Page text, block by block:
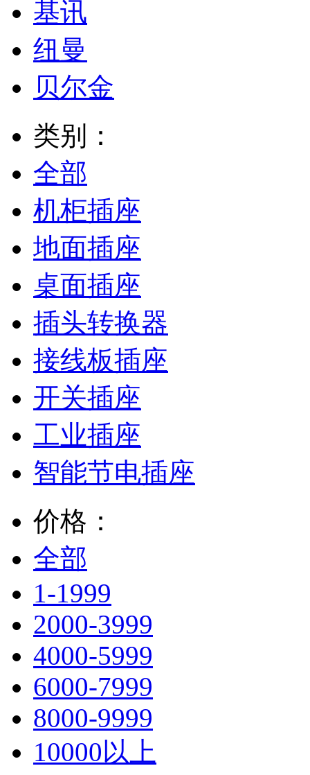
基讯
纽曼
贝尔金
类别：
全部
机柜插座
地面插座
桌面插座
插头转换器
接线板插座
开关插座
工业插座
智能节电插座
价格：
全部
1-1999
2000-3999
4000-5999
6000-7999
8000-9999
10000以上